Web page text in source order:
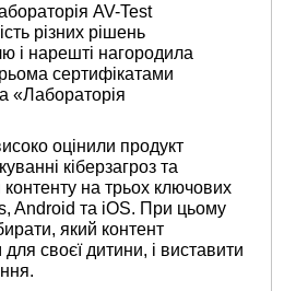
AV-Test
різних рішень
і нарешті нагородила
сертифікатами
«Лабораторія
оцінили продукт
кіберзагроз та
на трьох ключових
Android та iOS. При цьому
який контент
своєї дитини, і виставити